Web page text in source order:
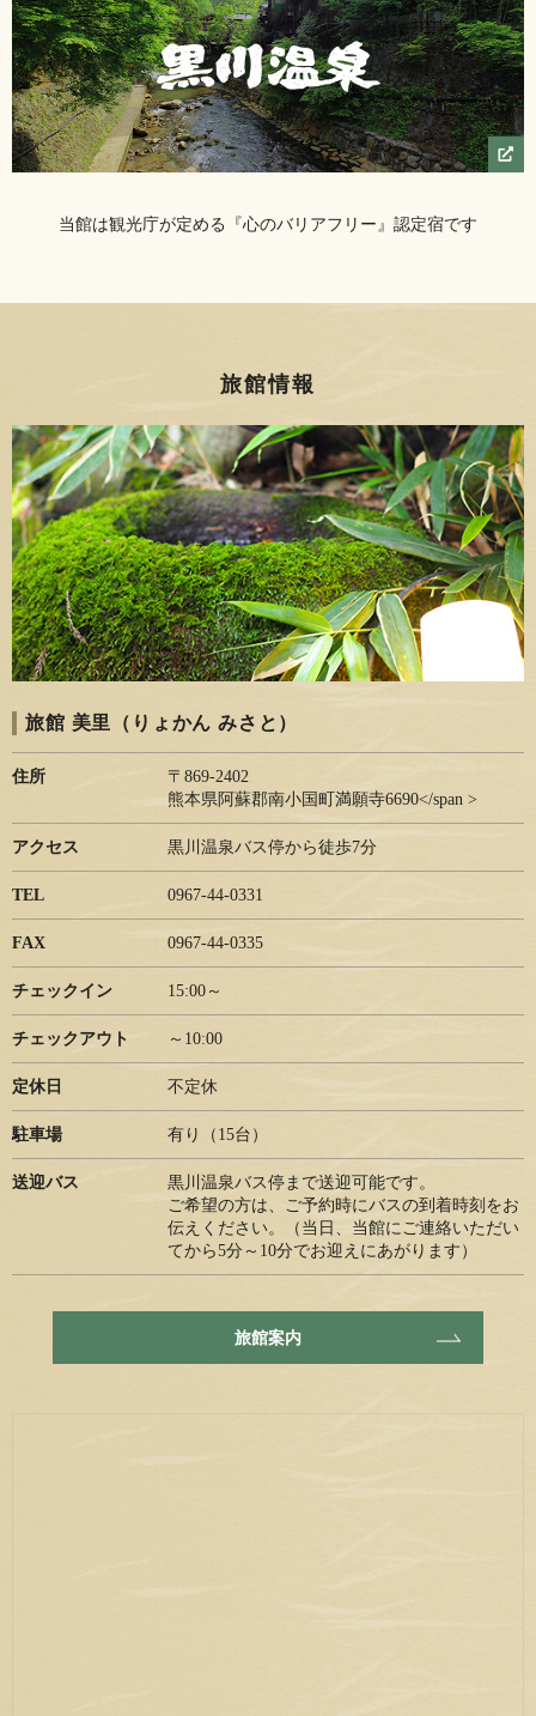
当館は観光庁が定める『心のバリアフリー』認定宿です
旅館情報
旅館 美里（りょかん みさと）
住所
〒869-2402
熊本県阿蘇郡南小国町満願寺6690</span >
アクセス 黒川温泉バス停から徒歩7分
TEL 0967-44-0331
FAX 0967-44-0335
チェックイン 15:00～
チェックアウト ～10:00
定休日 不定休
駐車場 有り（15台）
送迎バス
黒川温泉バス停まで送迎可能です。
ご希望の方は、ご予約時にバスの到着時刻をお
伝えください。（当日、当館にご連絡いただい
てから5分～10分でお迎えにあがります）
旅館案内